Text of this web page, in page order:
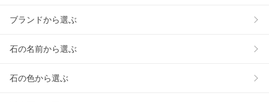
ブランドから選ぶ
石の名前から選ぶ
石の色から選ぶ